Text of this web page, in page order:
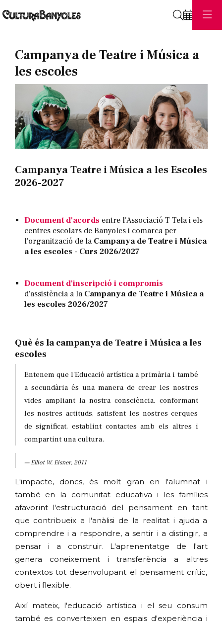
Campanya de Teatre i Música a
les escoles
Campanya Teatre i Música a les Escoles
2026-2027
Documentd'acords entre l'Associació T Tela i els
centres escolars de Banyoles i comarca per
l'organització de la Campanya de Teatre i Música
a les escoles - Curs 2026/2027
Documentd'inscripció i compromís
d'assistència a la Campanya de Teatre i Música a
les escoles 2026/2027
Què és la campanya de Teatre i Música a les
escoles
Entenem que l'Educació artística a primària i també
a secundària és una manera de crear les nostres
vides ampliant la nostra consciència, conformant
les nostres actituds, satisfent les nostres cerques
de significat, establint contactes amb els altres i
compartint una cultura.
Elliot W. Eisner, 2011
L'impacte, doncs, és molt gran en l'alumnat i
també en la comunitat educativa i les famílies
afavorint l'estructuració del pensament en tant
que contribueix a l'anàlisi de la realitat i ajuda a
comprendre i a respondre, a sentir i a distingir, a
pensar i a construir. L'aprenentatge de l'art
genera coneixement i transferència a altres
contextos tot desenvolupant el pensament crític,
obert i flexible.
Així mateix, l'educació artística i el seu consum
també es converteixen en espais d'experiència i